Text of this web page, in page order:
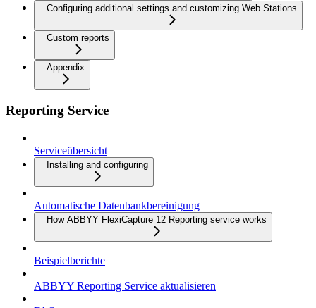
Configuring additional settings and customizing Web Stations
Custom reports
Appendix
Reporting Service
Serviceübersicht
Installing and configuring
Automatische Datenbankbereinigung
How ABBYY FlexiCapture 12 Reporting service works
Beispielberichte
ABBYY Reporting Service aktualisieren